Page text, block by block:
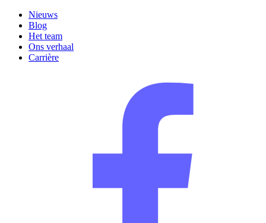
Nieuws
Blog
Het team
Ons verhaal
Carrière